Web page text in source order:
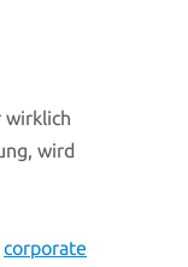
wirklich
wird
corporate